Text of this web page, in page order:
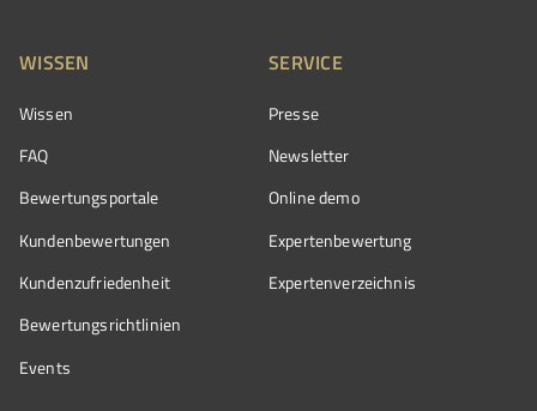
WISSEN
Wissen
FAQ
Bewertungsportale
Kundenbewertungen
Kundenzufriedenheit
Bewertungs­richtlinien
Events
SERVICE
Presse
Newsletter
Online demo
Expertenbewertung
Expertenverzeichnis